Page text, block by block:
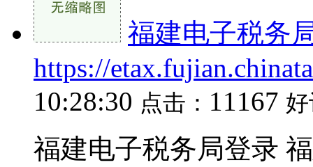
福建电子税务
https://
10:28:30 点击： 11167
福建电子税务局登录